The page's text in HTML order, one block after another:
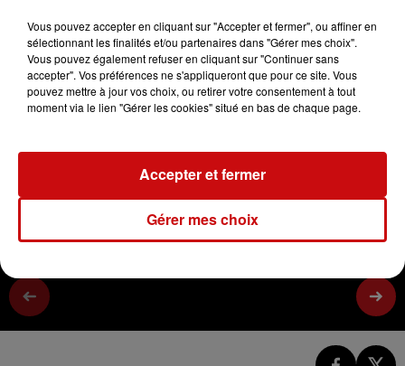
16 mars 2023 - 2 min 33 sec
15/03/2023 LE PSORIASIS 3/5
Les règles du quotidien face au psoriasis
Vous pouvez accepter en cliquant sur "Accepter et fermer", ou affiner en
sélectionnant les finalités et/ou partenaires dans "Gérer mes choix".
Vous pouvez également refuser en cliquant sur "Continuer sans
accepter". Vos préférences ne s'appliqueront que pour ce site. Vous
pouvez mettre à jour vos choix, ou retirer votre consentement à tout
moment via le lien "Gérer les cookies" situé en bas de chaque page.
Gérer mes choix
Accepter et fermer